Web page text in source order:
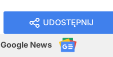
UDOSTĘPNIJ
Google News